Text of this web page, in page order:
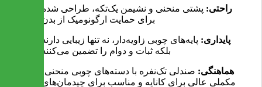
راحتی: پشتی منحنی و نشیمن یک‌تکه، طراحی شده
برای حمایت ارگونومیک از بدن
پایداری: پایه‌های چوبی زاویه‌دار، نه تنها زیبایی دارند
بلکه ثبات و دوام را تضمین می‌کنند
هماهنگی: صندلی تک‌نفره با دسته‌های چوبی منحنی،
مکملی عالی برای کاناپه و مناسب برای چیدمان‌های